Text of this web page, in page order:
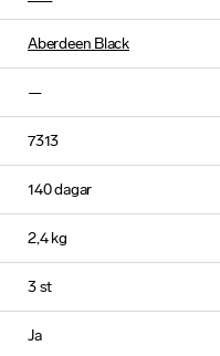
Aberdeen Black
—
7313
140 dagar
2,4 kg
3 st
Ja